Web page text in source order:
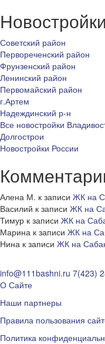
Советский район
Первореченский район
Фрунзенский район
Ленинский район
Первомайский район
г.Артем
Надеждинский р-н
Все новостройки
Долгострои
Новостройки России
Алена М. к записи ЖК на
Василий к записи ЖК на
Тимур к записи ЖК на
Марина к записи ЖК на
Нина к записи ЖК на
info@111bashni.ru 7(423)
О Сайте
Наши партнеры
Правила пользования
Политика